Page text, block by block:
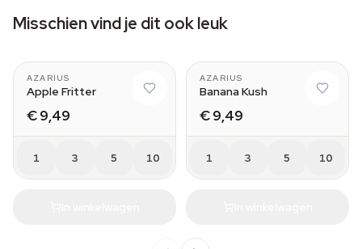
Misschien vind je dit ook leuk
AZARIUS
Apple Fritter
€ 9,49
1 3 5 10
AZARIUS
Banana Kush
€ 9,49
1 3 5 10